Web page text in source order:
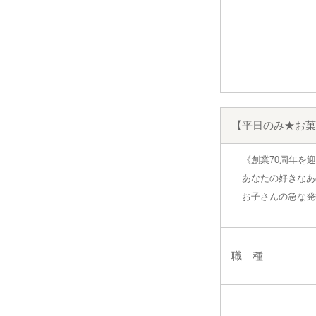
【平日のみ★お
《創業70周年を
あなたの好きな
お子さんの急な
職 種